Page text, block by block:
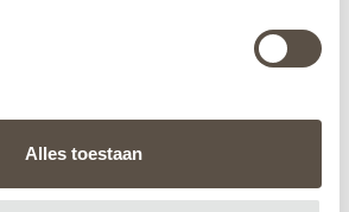
Alles toestaan